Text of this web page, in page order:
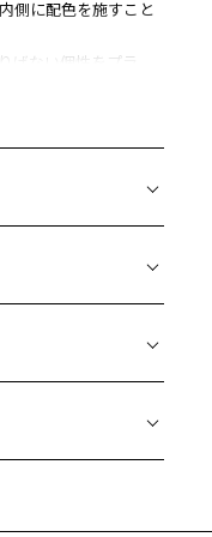
側に配色を施すこと
げない個性をプラ
ルに自然にフィット
がございます。
たい方へ